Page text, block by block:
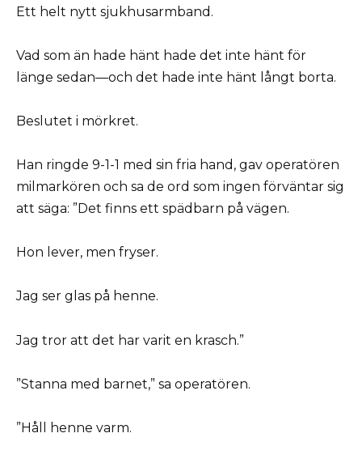
Ett helt nytt sjukhusarmband.
Vad som än hade hänt hade det inte hänt för
länge sedan—och det hade inte hänt långt borta.
Beslutet i mörkret.
Han ringde 9-1-1 med sin fria hand, gav operatören
milmarkören och sa de ord som ingen förväntar sig
att säga: ”Det finns ett spädbarn på vägen.
Hon lever, men fryser.
Jag ser glas på henne.
Jag tror att det har varit en krasch.”
”Stanna med barnet,” sa operatören.
”Håll henne varm.